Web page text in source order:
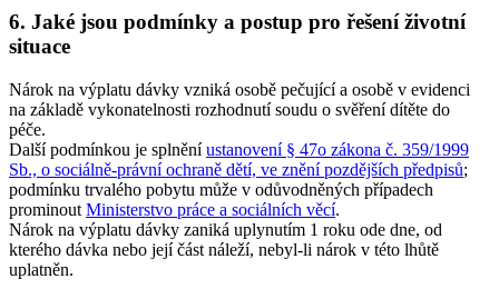
6. Jaké jsou podmínky a postup pro řešení životní
situace
Nárok na výplatu dávky vzniká osobě pečující a osobě v evidenci
na základě vykonatelnosti rozhodnutí soudu o svěření dítěte do
péče.
Další podmínkou je splněníustanovení § 47o zákona č. 359/1999
Sb., o sociálně-právní ochraně dětí, ve znění pozdějších předpisů;
podmínku trvalého pobytu může v odůvodněných případech
prominout Ministerstvo práce a sociálních věcí.
Nárok na výplatu dávky zaniká uplynutím 1 roku ode dne, od
kterého dávka nebo její část náleží, nebyl-li nárok v této lhůtě
uplatněn.